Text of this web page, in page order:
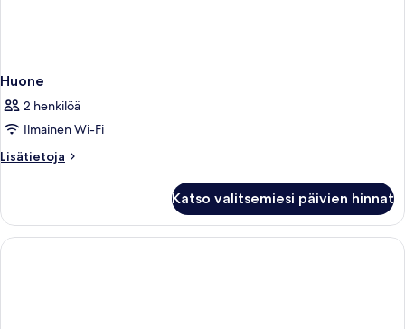
Huone
2 henkilöä
Ilmainen Wi-Fi
Lisätietoja
Lisätietoja
Katso valitsemiesi päivien hinnat